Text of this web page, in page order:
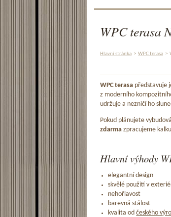
WPC terasa
Hlavní stránka > WPC terasa >
WPC terasa představuje
z moderního
udržuje a nezničí ho
Pokud plánujete
zdarma zpracujeme
Hlavní výhody
elegantní design
skvělé použití v
nehořlavost
barevná stálost
kvalita odčeského